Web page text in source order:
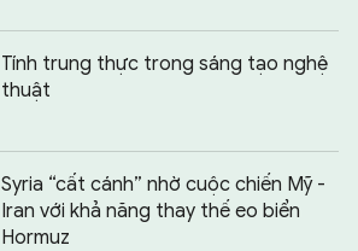
Tính trung thực trong sáng tạo nghệ
thuật
Syria “cất cánh” nhờ cuộc chiến Mỹ -
Iran với khả năng thay thế eo biển
Hormuz